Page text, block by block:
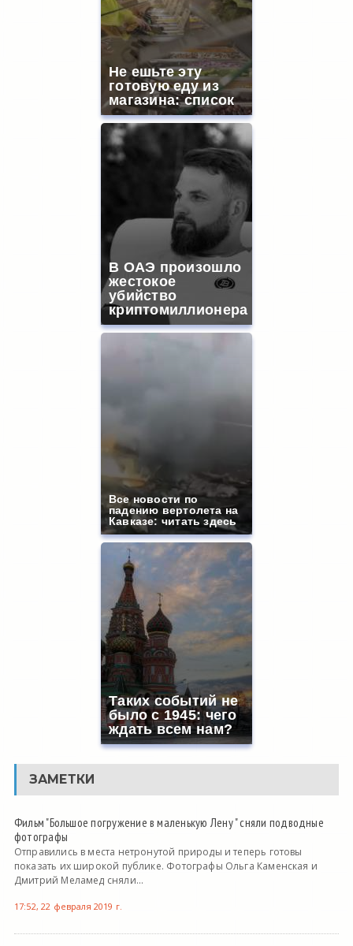
Не ешьте эту
готовую еду из
магазина: список
В ОАЭ произошло
жестокое
убийство
криптомиллионера
Все новости по
падению вертолета на
Кавказе: читать здесь
Таких событий не
было с 1945: чего
ждать всем нам?
ЗАМЕТКИ
Фильм "Большое погружение в маленькую Лену " сняли подводные
фотографы
Отправились в места нетронутой природы и теперь готовы
показать их широкой публике. Фотографы Ольга Каменская и
Дмитрий Меламед сняли...
17:52, 22 февраля 2019 г.